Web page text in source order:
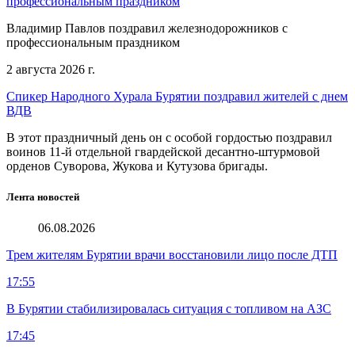
Владимир Павлов поздравил железнодорожников с
профессиональным праздником
2 августа 2026 г.
Спикер Народного Хурала Бурятии поздравил жителей с днем
ВДВ
В этот праздничный день он с особой гордостью поздравил
воинов 11-й отдельной гвардейской десантно-штурмовой
орденов Суворова, Жукова и Кутузова бригады.
Лента новостей
06.08.2026
Трем жителям Бурятии врачи восстановили лицо после ДТП
17:55
В Бурятии стабилизировалась ситуация с топливом на АЗС
17:45